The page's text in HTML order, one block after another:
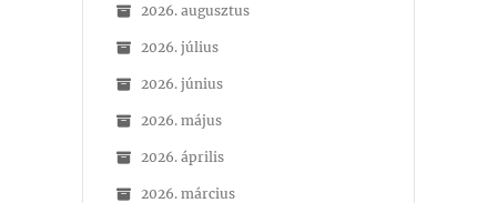
2026. augusztus
2026. július
2026. június
2026. május
2026. április
2026. március